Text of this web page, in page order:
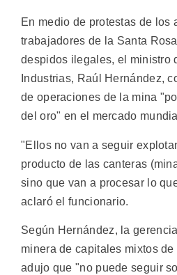
En medio de protestas de los
trabajadores de la Santa
despidos ilegales, el ministro
Industrias, Raúl Hernández,
de operaciones de la mina
del oro" en el mercado
"Ellos no van a seguir
producto de las canteras
sino que van a procesar lo
aclaró el funcionario.
Según Hernández, la
minera de capitales mixtos
adujo que "no puede seguir